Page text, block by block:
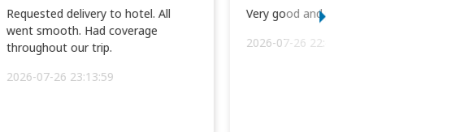
Requested delivery to hotel. All
went smooth. Had coverage
throughout our trip.
2026-07-26 23:13:59
Very good and prompt service.
2026-07-26 22:43:45